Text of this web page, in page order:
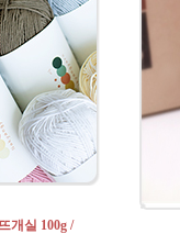
개실 100g /